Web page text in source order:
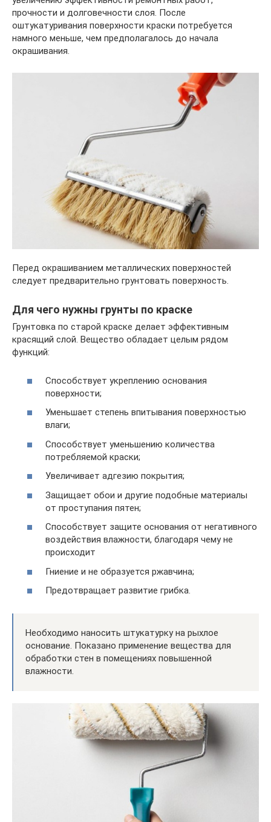
прочности и долговечности слоя. После
оштукатуривания поверхности краски потребуется
намного меньше, чем предполагалось до начала
окрашивания.
Перед окрашиванием металлических поверхностей
следует предварительно грунтовать поверхность.
Для чего нужны грунты по краске
Грунтовка по старой краске делает эффективным
красящий слой. Вещество обладает целым рядом
функций:
Способствует укреплению основания
поверхности;
Уменьшает степень впитывания поверхностью
влаги;
Способствует уменьшению количества
потребляемой краски;
Увеличивает адгезию покрытия;
Защищает обои и другие подобные материалы
от проступания пятен;
Способствует защите основания от негативного
воздействия влажности, благодаря чему не
происходит
Гниение и не образуется ржавчина;
Предотвращает развитие грибка.
Необходимо наносить штукатурку на рыхлое
основание. Показано применение вещества для
обработки стен в помещениях повышенной
влажности.